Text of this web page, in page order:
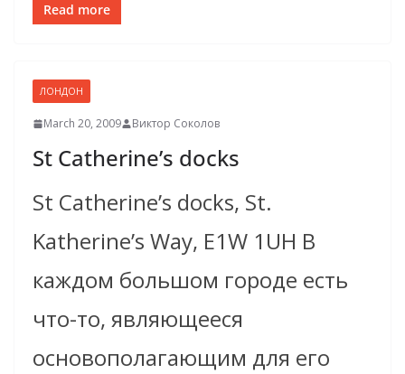
Read more
ЛОНДОН
March 20, 2009 Виктор Соколов
St Catherine’s docks
St Catherine’s docks, St.
Katherine’s Way, E1W 1UH В
каждом большом городе есть
что-то, являющееся
основополагающим для его